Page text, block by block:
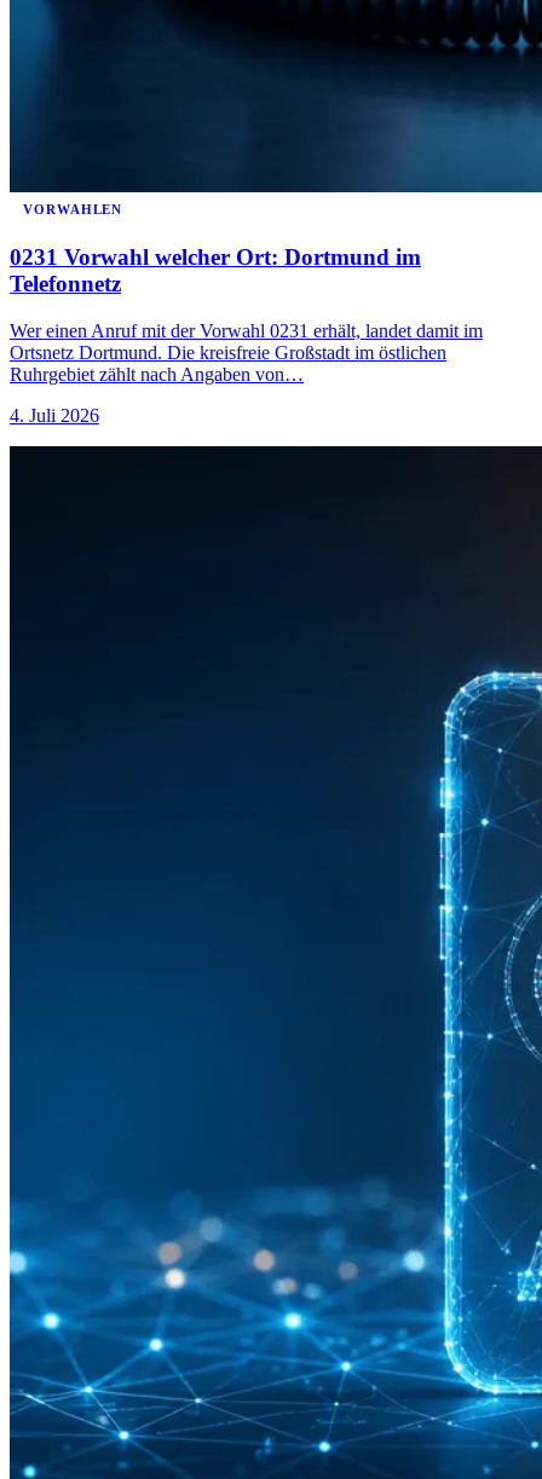
VORWAHLEN
0231 Vorwahl welcher Ort: Dortmund im
Telefonnetz
Wer einen Anruf mit der Vorwahl 0231 erhält, landet damit im
Ortsnetz Dortmund. Die kreisfreie Großstadt im östlichen
Ruhrgebiet zählt nach Angaben von…
4. Juli 2026